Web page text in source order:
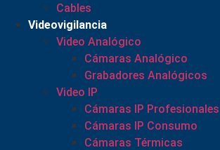
Cables
Videovigilancia
Video Analógico
Cámaras Analógico
Grabadores Analógicos
Video IP
Cámaras IP Profesionales
Cámaras IP Consumo
Cámaras Térmicas